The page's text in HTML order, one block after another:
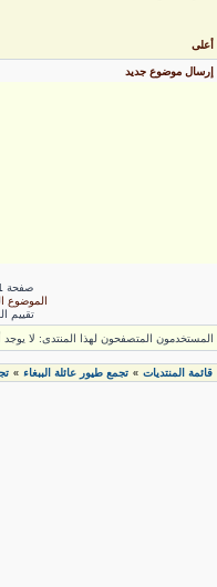
أعلى
إرسال موضوع جديد
صفحة1
الموضوع
تقييم
المستخدمون المتصفحون لهذا المنتدى: لا يوجد أعضاء
قائمة المنتديات» تجمع طيور عائلة الببغاء»